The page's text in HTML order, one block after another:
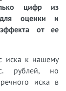
цифр из
оценки и
от ее
иска к нашему
рублей, но
иска в